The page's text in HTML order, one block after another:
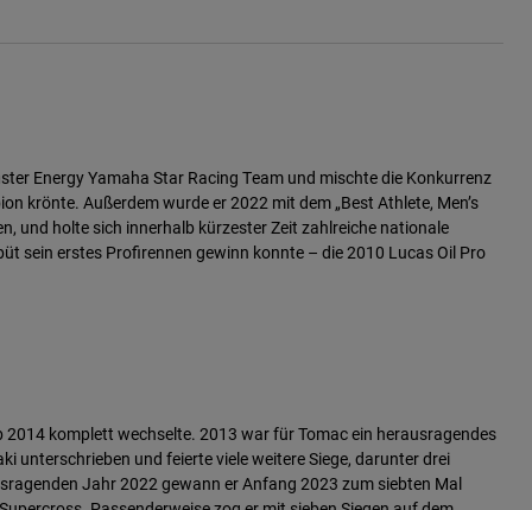
Energy Yamaha Star Racing Team und mischte die Konkurrenz
krönte. Außerdem wurde er 2022 mit dem „Best Athlete, Men’s
und holte sich innerhalb kürzester Zeit zahlreiche nationale
sein erstes Profirennen gewinn konnte – die 2010 Lucas Oil Pro
komplett wechselte. 2013 war für Tomac ein herausragendes
unterschrieben und feierte viele weitere Siege, darunter drei
Jahr 2022 gewann er Anfang 2023 zum siebten Mal